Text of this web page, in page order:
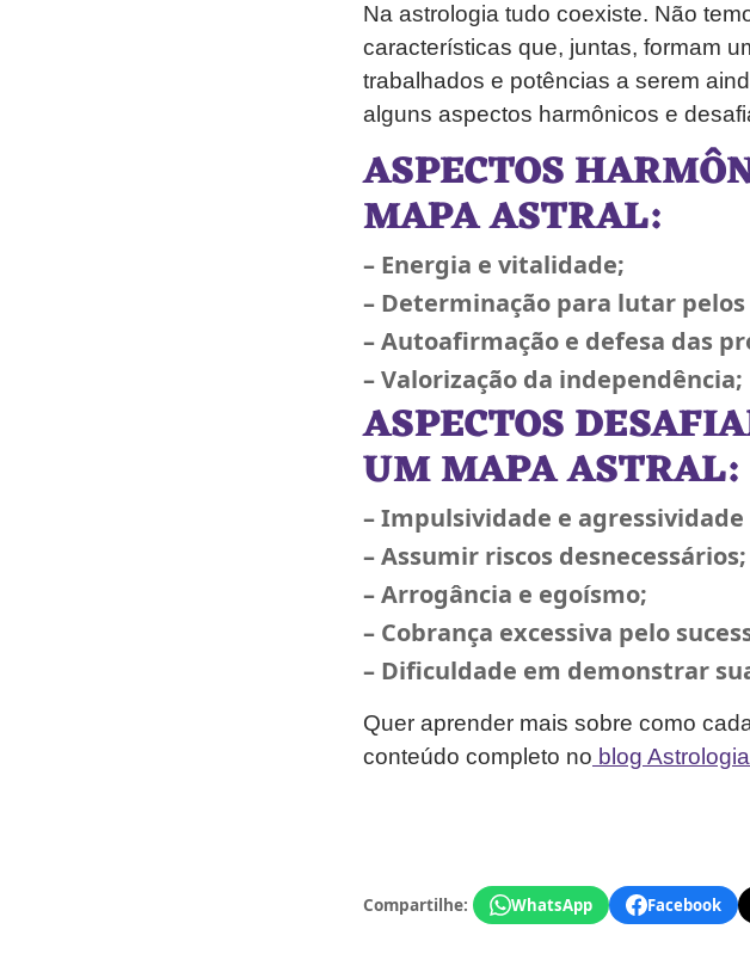
Na astrologia tudo coexiste. Não
características que, juntas, formam
trabalhados e potências a serem
alguns aspectos harmônicos e
ASPECTOS
MAPA ASTRAL:
– Energia e vitalidade;
– Determinação para lutar
– Autoafirmação e defesa das
– Valorização da independência;
ASPECTOS
UM MAPA ASTRAL:
– Impulsividade e agressividade
– Assumir riscos desnecessários;
– Arrogância e egoísmo;
– Cobrança excessiva pelo
– Dificuldade em demonstrar
Quer aprender mais sobre como
conteúdo completo no blog
Compartilhe: WhatsApp Facebook